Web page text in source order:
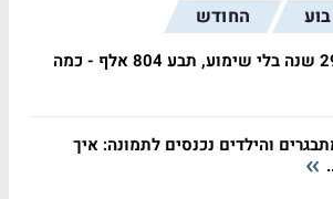
החודש
פוטר אחרי 29 שנה בלי שימוע, תבע 804 אלף - כמה
והילדים נכנסים לתמונה: איך